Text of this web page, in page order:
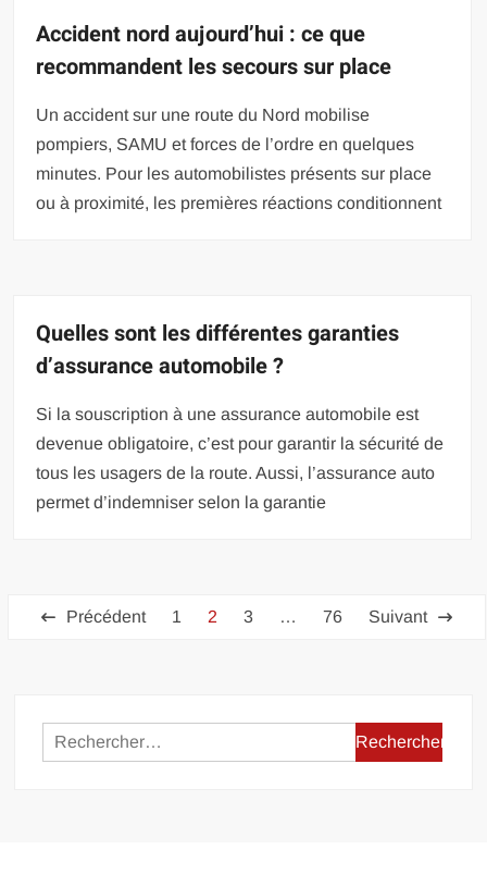
Accident nord aujourd’hui : ce que
recommandent les secours sur place
Un accident sur une route du Nord mobilise
pompiers, SAMU et forces de l’ordre en quelques
minutes. Pour les automobilistes présents sur place
ou à proximité, les premières réactions conditionnent
Quelles sont les différentes garanties
d’assurance automobile ?
Si la souscription à une assurance automobile est
devenue obligatoire, c’est pour garantir la sécurité de
tous les usagers de la route. Aussi, l’assurance auto
permet d’indemniser selon la garantie
Pagination
Précédent 1 2 3 … 76 Suivant
Rechercher :